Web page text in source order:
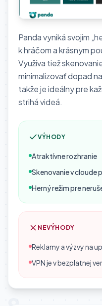
Panda vyniká svojim
k hráčom a krásnym
Využíva tiež
minimalizovať dopad
takže je ideálny pre
strihá videá.
VÝHODY
Atraktívne rozhranie
Skenovanie v cloude
Herný režim pre
NEVÝHODY
Reklamy a výzvy na
VPN je v bezplatnej